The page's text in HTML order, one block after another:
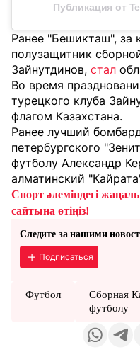
Публикация от
Ранее "Бешикташ", за
полузащитник
Зайнутдинов, стал
Во время
турецкого клуба
флагом Казахстана.
Ранее лучший
петербургского
футболу Александр
алматинский
Спорт әлеміндегі
сайтына өтіңіз!
Следите за нашими
Подписаться
Футбол
Сборная
футболу